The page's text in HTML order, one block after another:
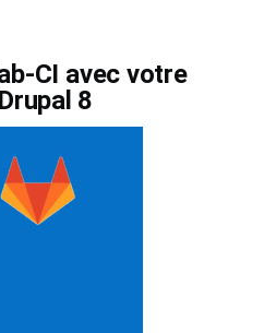
CI avec votre
8